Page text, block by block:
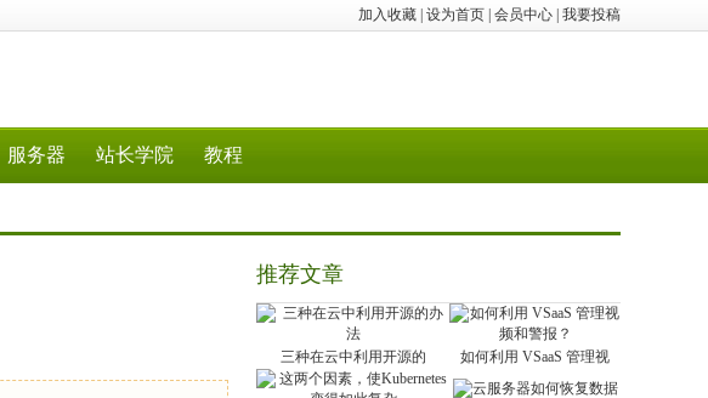
加入收藏 设为首页 会员中心 我要投稿
服务器 站长学院 教程
推荐文章
三种在云中利用开源的 如何利用 VSaaS 管理视